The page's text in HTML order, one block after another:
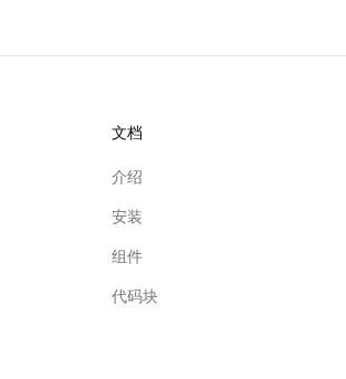
文档
介绍
安装
组件
代码块